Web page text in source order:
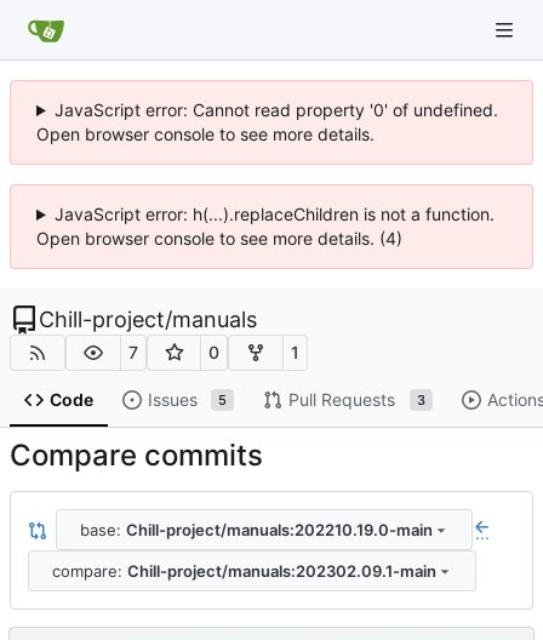
JavaScript error: Cannot read property '0' of undefined.
Open browser console to see more details.
JavaScript error: h(...).replaceChildren is not a function.
Open browser console to see more details. (4)
Chill-project/manuals
7 0 1
Code Issues 5 Pull Requests 3
Compare commits
base: Chill-project/manuals:202210.19.0-main ...
compare: Chill-project/manuals:202302.09.1-main